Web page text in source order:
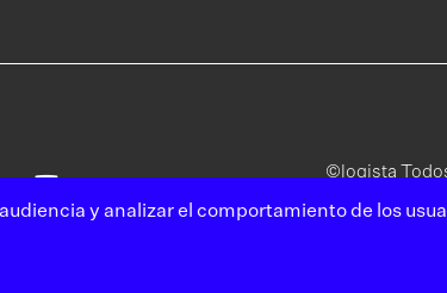
©logista
y analizar el comportamiento de los